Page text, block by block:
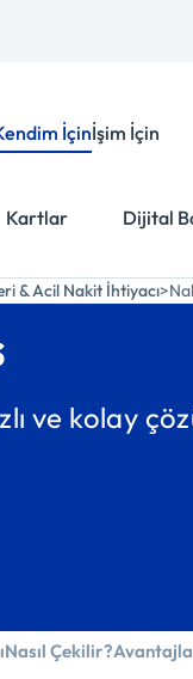
İçinİşim İçin
Kartlar Dijital
& Acil Nakit İhtiyacı
ve kolay
Nasıl Çekilir?